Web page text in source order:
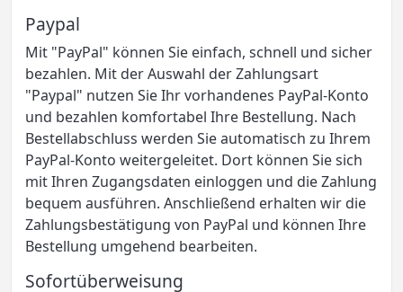
Paypal
Mit "PayPal" können Sie einfach, schnell und sicher
bezahlen. Mit der Auswahl der Zahlungsart
"Paypal" nutzen Sie Ihr vorhandenes PayPal-Konto
und bezahlen komfortabel Ihre Bestellung. Nach
Bestellabschluss werden Sie automatisch zu Ihrem
PayPal-Konto weitergeleitet. Dort können Sie sich
mit Ihren Zugangsdaten einloggen und die Zahlung
bequem ausführen. Anschließend erhalten wir die
Zahlungsbestätigung von PayPal und können Ihre
Bestellung umgehend bearbeiten.
Sofortüberweisung